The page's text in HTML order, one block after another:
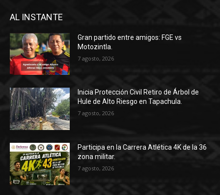
AL INSTANTE
Gran partido entre amigos: FGE vs
Motozintla.
7 agosto, 2026
Inicia Protección Civil Retiro de Árbol de
Hule de Alto Riesgo en Tapachula.
7 agosto, 2026
Participa en la Carrera Atlética 4K de la 36
zona militar.
7 agosto, 2026